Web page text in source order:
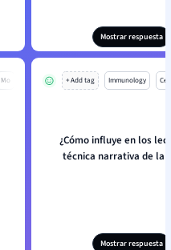
Mostrar respuesta
Mo + Add tag Immunology
¿Cómo influye en los
técnica narrativa de la
Mostrar respuesta